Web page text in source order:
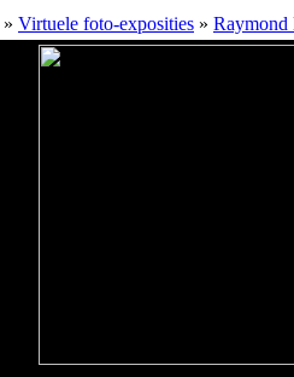
» Virtuele foto-exposities » Raymond